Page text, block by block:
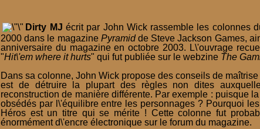
Dirty MJ écrit par John Wick rassemble les colonnes
2000 dans le magazine Pyramidde Steve Jackson Games,
anniversaire du magazine en octobre 2003. L\'ouvrage
"Hit\'em where it hurts" qui fut publiée sur le webzine The
Dans sa colonne, John Wick propose des conseils de
est de détruire la plupart des règles non dites
reconstruction de manière différente. Par exemple : puisque
obsédés par l\'équilibre entre les personnages ? Pourquoi
Héros est un titre qui se mérite ! Cette colonne fut
énormément d\'encre électronique sur le forum du magazine.